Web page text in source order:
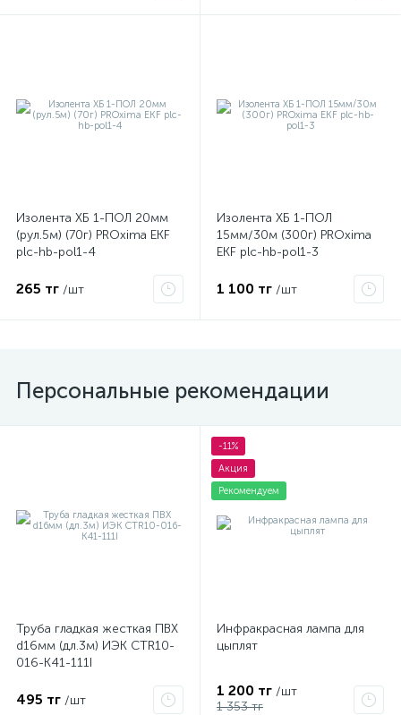
Изолента ХБ 1-ПОЛ 20мм
(рул.5м) (70г) PROxima EKF
plc-hb-pol1-4
265 тг /шт
Изолента ХБ 1-ПОЛ
15мм/30м (300г) PROxima
EKF plc-hb-pol1-3
1 100 тг /шт
Персональные рекомендации
Труба гладкая жесткая ПВХ
d16мм (дл.3м) ИЭК CTR10-
016-K41-111I
495 тг /шт
-11%
Акция
Рекомендуем
Инфракрасная лампа для
цыплят
1 200 тг /шт
1 353 тг